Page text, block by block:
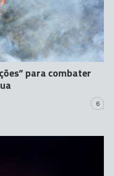
para combater
6